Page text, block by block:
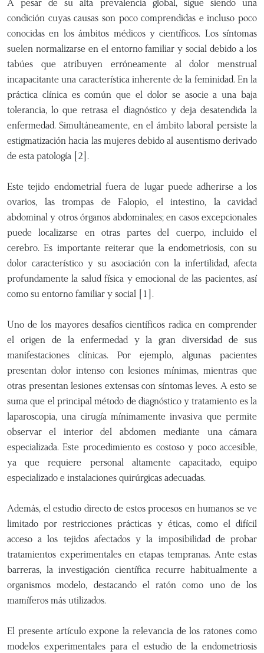
A pesar de su alta prevalencia global, sigue siendo una
condición cuyas causas son poco comprendidas e incluso poco
conocidas en los ámbitos médicos y científicos. Los síntomas
suelen normalizarse en el entorno familiar y social debido a los
tabúes que atribuyen erróneamente al dolor menstrual
incapacitante una característica inherente de la feminidad. En la
práctica clínica es común que el dolor se asocie a una baja
tolerancia, lo que retrasa el diagnóstico y deja desatendida la
enfermedad. Simultáneamente, en el ámbito laboral persiste la
estigmatización hacia las mujeres debido al ausentismo derivado
de esta patología [2].
Este tejido endometrial fuera de lugar puede adherirse a los
ovarios, las trompas de Falopio, el intestino, la cavidad
abdominal y otros órganos abdominales; en casos excepcionales
puede localizarse en otras partes del cuerpo, incluido el
cerebro. Es importante reiterar que la endometriosis, con su
dolor característico y su asociación con la infertilidad, afecta
profundamente la salud física y emocional de las pacientes, así
como su entorno familiar y social [1].
Uno de los mayores desafíos científicos radica en comprender
el origen de la enfermedad y la gran diversidad de sus
manifestaciones clínicas. Por ejemplo, algunas pacientes
presentan dolor intenso con lesiones mínimas, mientras que
otras presentan lesiones extensas con síntomas leves. A esto se
suma que el principal método de diagnóstico y tratamiento es la
laparoscopia, una cirugía mínimamente invasiva que permite
observar el interior del abdomen mediante una cámara
especializada. Este procedimiento es costoso y poco accesible,
ya que requiere personal altamente capacitado, equipo
especializado e instalaciones quirúrgicas adecuadas.
Además, el estudio directo de estos procesos en humanos se ve
limitado por restricciones prácticas y éticas, como el difícil
acceso a los tejidos afectados y la imposibilidad de probar
tratamientos experimentales en etapas tempranas. Ante estas
barreras, la investigación científica recurre habitualmente a
organismos modelo, destacando el ratón como uno de los
mamíferos más utilizados.
El presente artículo expone la relevancia de los ratones como
modelos experimentales para el estudio de la endometriosis